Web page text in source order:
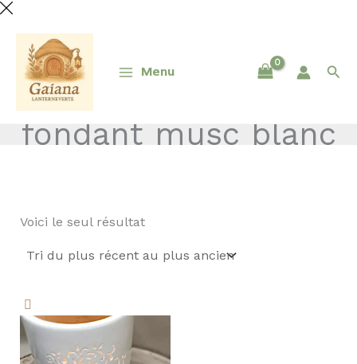
Aller
contenu
Menu
fondant musc blanc
Voici le seul résultat